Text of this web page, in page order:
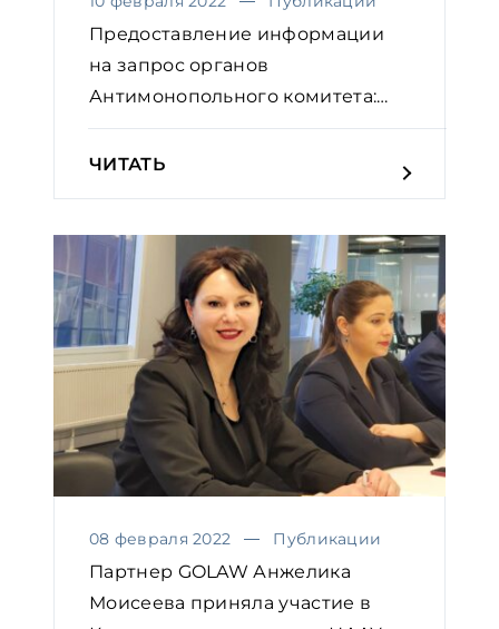
Предоставление информации
на запрос органов
Антимонопольного комитета:
практичес...
ЧИТАТЬ
08 февраля 2022 Публикации
Партнер GOLAW Анжелика
Моисеева приняла участие в